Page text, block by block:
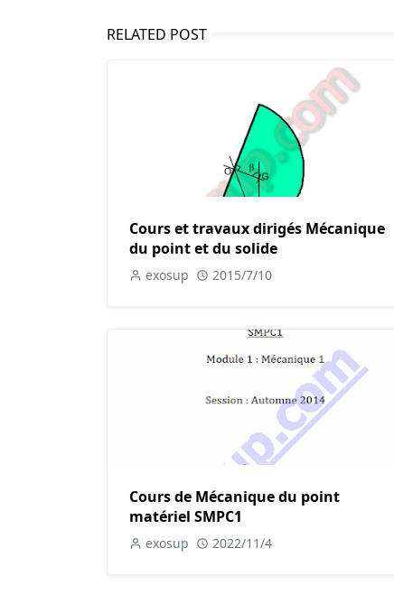
RELATED POST
Cours et travaux dirigés Mécanique
du point et du solide
exosup 2015/7/10
Cours de Mécanique du point
matériel SMPC1
exosup 2022/11/4